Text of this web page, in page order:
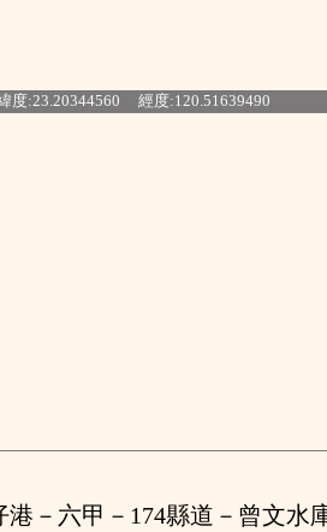
度:23.20344560 經度:120.51639490
港－六甲－174縣道－曾文水